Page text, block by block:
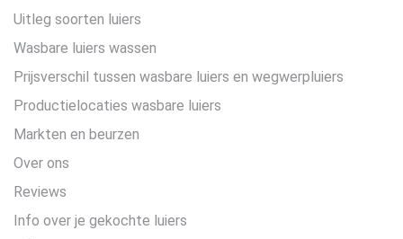
Uitleg soorten luiers
Wasbare luiers wassen
Prijsverschil tussen wasbare luiers en wegwerpluiers
Productielocaties wasbare luiers
Markten en beurzen
Over ons
Reviews
Info over je gekochte luiers